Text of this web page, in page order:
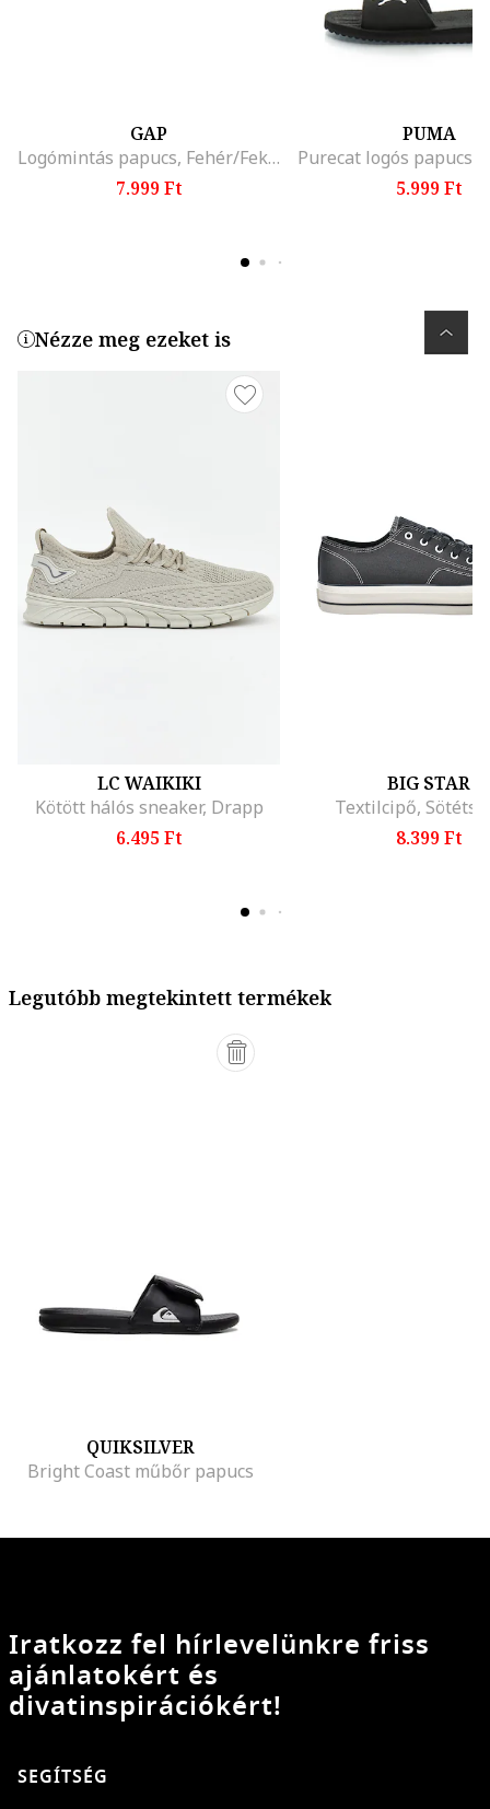
GAP
Logómintás papucs, Fehér/Fekete
7.999 Ft
PUMA
5.999 Ft
Nézze meg ezeket is
LC WAIKIKI
Kötött hálós sneaker, Drapp
6.495 Ft
BIG STAR
Textilcipő,
8.399 Ft
Legutóbb megtekintett termékek
QUIKSILVER
Bright Coast műbőr papucs
Iratkozz fel hírlevelünkre friss
ajánlatokért és
divatinspirációkért!
SEGÍTSÉG